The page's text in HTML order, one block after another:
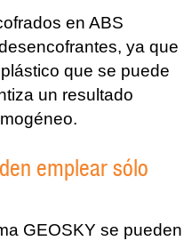
en ABS
ya que
que se puede
un resultado
emplear sólo
GEOSKY se pueden